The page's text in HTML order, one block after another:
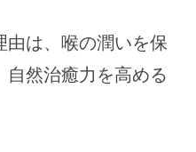
由は、喉の潤いを保
然治癒力を高める